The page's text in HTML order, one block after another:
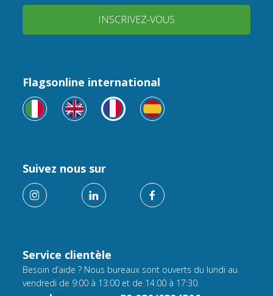
INSCRIVEZ-VOUS
Service clientèle
Besoin d’aide ? Nous bureaux sont ouverts du lundi au
vendredi de 9:00 à 13:00 et de 14:00 à 17:30.
Flagsonline international
Suivez nous sur